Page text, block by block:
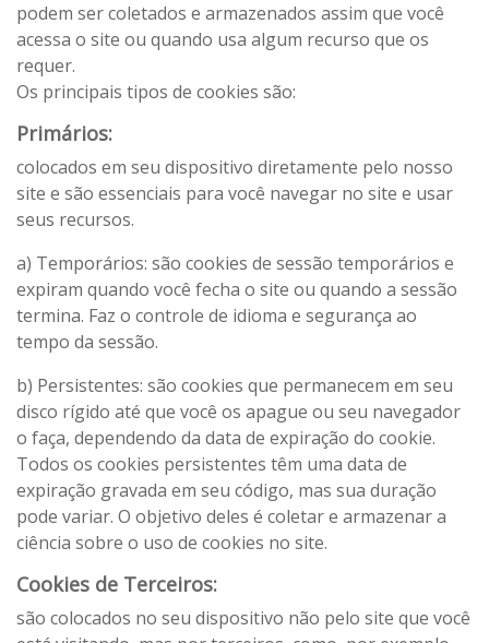
podem ser coletados e armazenados assim que você
acessa o site ou quando usa algum recurso que os
requer.
Os principais tipos de cookies são:
Primários:
colocados em seu dispositivo diretamente pelo nosso
site e são essenciais para você navegar no site e usar
seus recursos.
a) Temporários: são cookies de sessão temporários e
expiram quando você fecha o site ou quando a sessão
termina. Faz o controle de idioma e segurança ao
tempo da sessão.
b) Persistentes: são cookies que permanecem em seu
disco rígido até que você os apague ou seu navegador
o faça, dependendo da data de expiração do cookie.
Todos os cookies persistentes têm uma data de
expiração gravada em seu código, mas sua duração
pode variar. O objetivo deles é coletar e armazenar a
ciência sobre o uso de cookies no site.
Cookies de Terceiros:
são colocados no seu dispositivo não pelo site que você